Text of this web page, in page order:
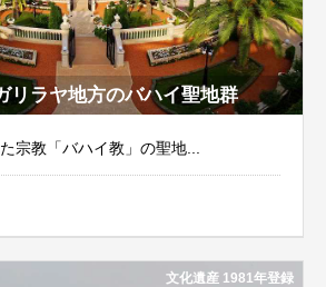
リラヤ地方のバハイ聖地群
宗教「バハイ教」の聖地...
文化遺産 1981年登録